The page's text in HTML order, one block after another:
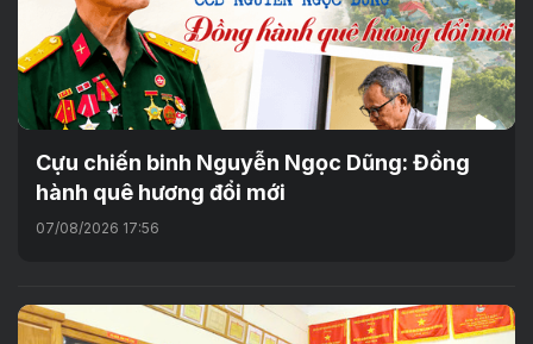
Cựu chiến binh Nguyễn Ngọc Dũng: Đồng
hành quê hương đổi mới
07/08/2026 17:56